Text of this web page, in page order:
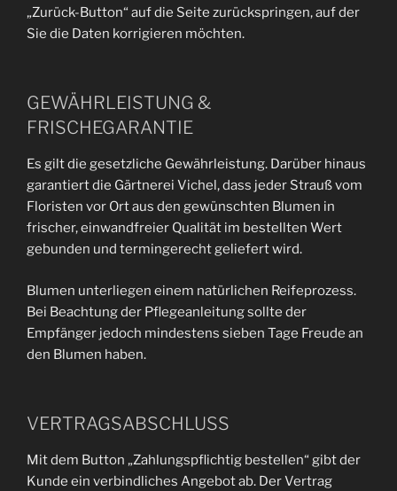
„Zurück-Button“ auf die Seite zurückspringen, auf der
Sie die Daten korrigieren möchten.
GEWÄHRLEISTUNG &
FRISCHEGARANTIE
Es gilt die gesetzliche Gewährleistung. Darüber hinaus
garantiert die Gärtnerei Vichel, dass jeder Strauß vom
Floristen vor Ort aus den gewünschten Blumen in
frischer, einwandfreier Qualität im bestellten Wert
gebunden und termingerecht geliefert wird.
Blumen unterliegen einem natürlichen Reifeprozess.
Bei Beachtung der Pflegeanleitung sollte der
Empfänger jedoch mindestens sieben Tage Freude an
den Blumen haben.
VERTRAGSABSCHLUSS
Mit dem Button „Zahlungspflichtig bestellen“ gibt der
Kunde ein verbindliches Angebot ab. Der Vertrag